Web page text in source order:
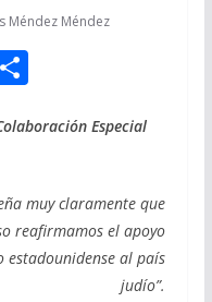
Méndez Méndez
C
m
ar
ti
r
Especial
muy claramente que
reafirmamos el apoyo
estadounidense al país
judío”.